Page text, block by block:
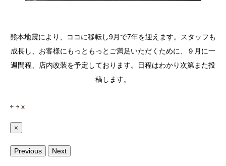
熊本地震により、ココに移転し9月で7年を迎えます。スタッフも
成長し、お客様にもっともっとご満足いただくために、９月に一
週間程、店内改装を予定しております。日程はわかり次第また投
稿します。
￩ ￫ x
×
Previous Next